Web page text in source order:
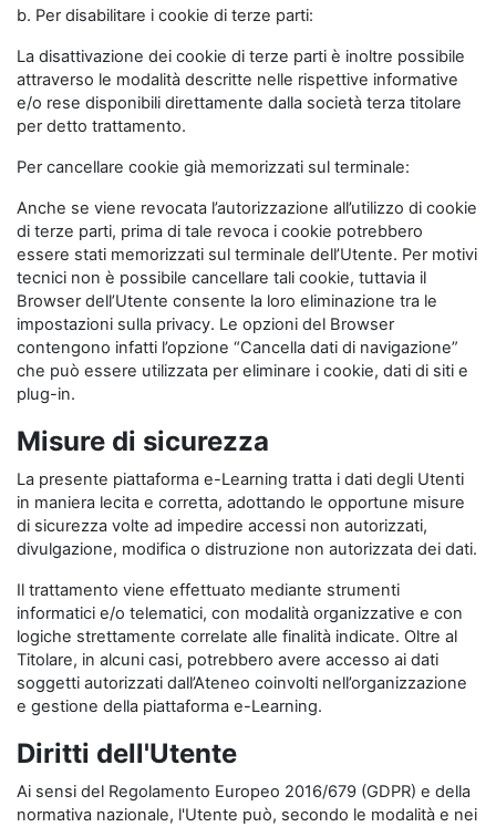
b. Per disabilitare i cookie di terze parti:
La disattivazione dei cookie di terze parti è inoltre possibile
attraverso le modalità descritte nelle rispettive informative
e/o rese disponibili direttamente dalla società terza titolare
per detto trattamento.
Per cancellare cookie già memorizzati sul terminale:
Anche se viene revocata l’autorizzazione all’utilizzo di cookie
di terze parti, prima di tale revoca i cookie potrebbero
essere stati memorizzati sul terminale dell’Utente. Per motivi
tecnici non è possibile cancellare tali cookie, tuttavia il
Browser dell’Utente consente la loro eliminazione tra le
impostazioni sulla privacy. Le opzioni del Browser
contengono infatti l’opzione “Cancella dati di navigazione”
che può essere utilizzata per eliminare i cookie, dati di siti e
plug-in.
Misure di sicurezza
La presente piattaforma e-Learning tratta i dati degli Utenti
in maniera lecita e corretta, adottando le opportune misure
di sicurezza volte ad impedire accessi non autorizzati,
divulgazione, modifica o distruzione non autorizzata dei dati.
Il trattamento viene effettuato mediante strumenti
informatici e/o telematici, con modalità organizzative e con
logiche strettamente correlate alle finalità indicate. Oltre al
Titolare, in alcuni casi, potrebbero avere accesso ai dati
soggetti autorizzati dall’Ateneo coinvolti nell’organizzazione
e gestione della piattaforma e-Learning.
Diritti dell'Utente
Ai sensi del Regolamento Europeo 2016/679 (GDPR) e della
normativa nazionale, l'Utente può, secondo le modalità e nei